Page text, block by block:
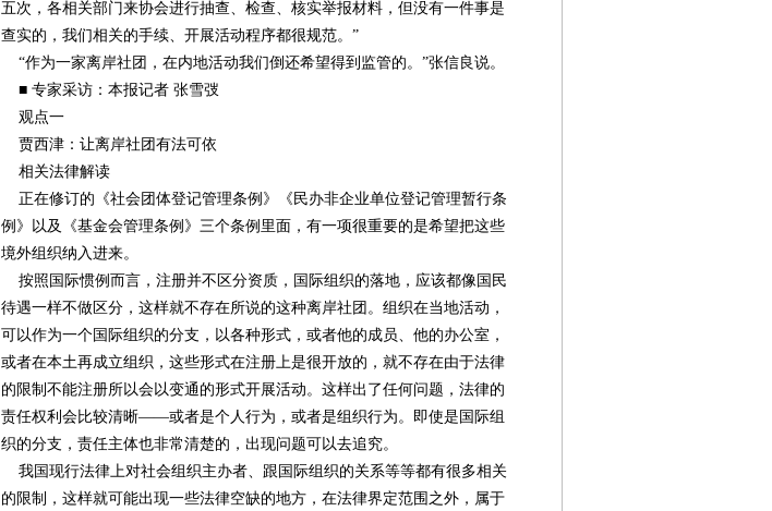
五次，各相关部门来协会进行抽查、检查、核实举报材料，但没有一件事是
查实的，我们相关的手续、开展活动程序都很规范。”
“作为一家离岸社团，在内地活动我们倒还希望得到监管的。”张信良说。
■ 专家采访：本报记者 张雪弢
观点一
贾西津：让离岸社团有法可依
相关法律解读
正在修订的《社会团体登记管理条例》《民办非企业单位登记管理暂行条
例》以及《基金会管理条例》三个条例里面，有一项很重要的是希望把这些
境外组织纳入进来。
按照国际惯例而言，注册并不区分资质，国际组织的落地，应该都像国民
待遇一样不做区分，这样就不存在所说的这种离岸社团。组织在当地活动，
可以作为一个国际组织的分支，以各种形式，或者他的成员、他的办公室，
或者在本土再成立组织，这些形式在注册上是很开放的，就不存在由于法律
的限制不能注册所以会以变通的形式开展活动。这样出了任何问题，法律的
责任权利会比较清晰——或者是个人行为，或者是组织行为。即使是国际组
织的分支，责任主体也非常清楚的，出现问题可以去追究。
我国现行法律上对社会组织主办者、跟国际组织的关系等等都有很多相关
的限制，这样就可能出现一些法律空缺的地方，在法律界定范围之外，属于